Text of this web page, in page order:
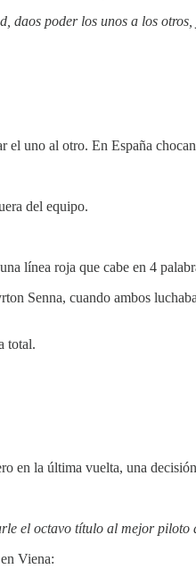
daos poder los unos a los
uno al otro. En España
del equipo.
línea roja que cabe en 4
Senna, cuando ambos
total.
en la última vuelta, una
el octavo título al mejor piloto
Viena: